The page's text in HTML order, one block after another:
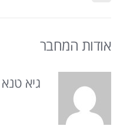
אודות המחבר
גיא טנא